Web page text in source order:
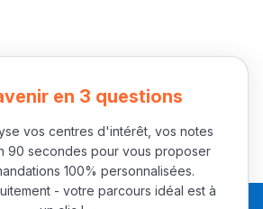
Interviews/Vidéos
+ de 89 Interviews/Vidéos
en 3 questions
vos centres d'intérêt, vos notes
90 secondes pour vous proposer
100% personnalisées.
- votre parcours idéal est à